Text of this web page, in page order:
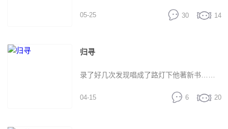
求求大家唱歌啊啊啊什么歌都可以
05-25 14
30
归寻
录了好几次发现唱成了路灯下他著新书……
04-15 20
6